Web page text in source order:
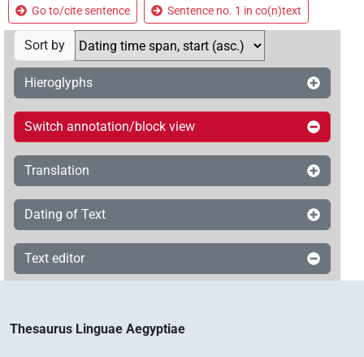
Go to/cite sentence Sentence no. 1 in co(n)text
Sort by
Hieroglyphs
Switch annotation/block view
Translation
Dating of Text
Text editor
Thesaurus Linguae Aegyptiae